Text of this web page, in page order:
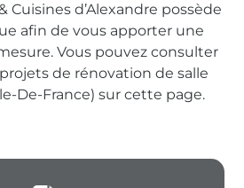
Cuisines d’Alexandre possède
afin de vous apporter une
Vous pouvez consulter
de rénovation de salle
De-France)sur cette page.